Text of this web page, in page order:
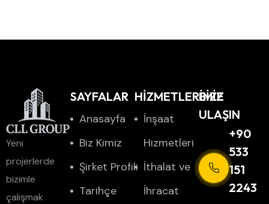
Yeni
projerlerde
bizimle
çalışmak
SAYFALAR
Anasayfa
Biz Kimiz
Şirket Profili
Tarihçe
HİZMETLERİMİZ
İnşaat
Hizmetleri
İthalat ve
İhracat
BIZE
ULAŞIN
+90
533
151
2243